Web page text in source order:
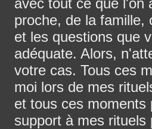
proche, de la famille,
et les questions que
adéquate. Alors,
votre cas. Tous ces
moi lors de mes
et tous ces moments
support à mes